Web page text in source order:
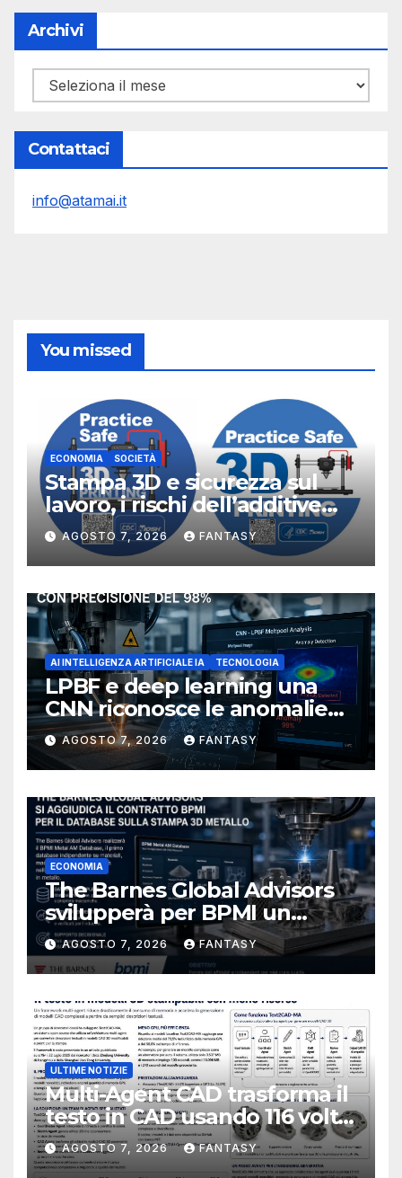
Archivi
Archivi
Contattaci
info@atamai.it
You missed
ECONOMIA SOCIETÀ
Stampa 3D e sicurezza sul
lavoro, i rischi dell’additive
manufacturing secondo
NIOSH
AGOSTO 7, 2026 FANTASY
AI INTELLIGENZA ARTIFICIALE IA TECNOLOGIA
LPBF e deep learning una
CNN riconosce le anomalie
del bagno di fusione
AGOSTO 7, 2026 FANTASY
ECONOMIA
The Barnes Global Advisors
svilupperà per BPMI un
database per la stampa 3D
metallica destinata alla filiera
navale statunitense
AGOSTO 7, 2026 FANTASY
ULTIME NOTIZIE
Multi-Agent CAD trasforma il
testo in CAD usando 116 volte
meno token
AGOSTO 7, 2026 FANTASY